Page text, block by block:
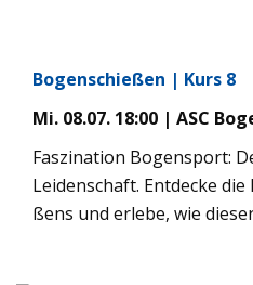
Bogen­schie­ßen | Kurs 8
Mi. 08.07. 18:00 | ASC
Fas­zi­na­tion Bogen­sport:
Lei­den­schaft. Ent­de­cke die Kunst des Bogen­schie­
ßens und erlebe, wie